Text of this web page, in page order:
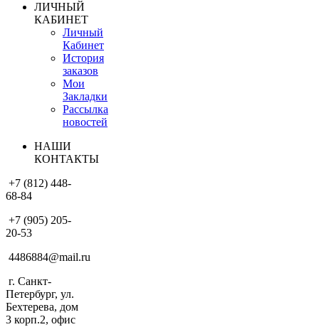
ЛИЧНЫЙ
КАБИНЕТ
Личный
Кабинет
История
заказов
Мои
Закладки
Рассылка
новостей
НАШИ
КОНТАКТЫ
+7 (812) 448-
68-84
+7 (905) 205-
20-53
4486884@mail.ru
г. Санкт-
Петербург, ул.
Бехтерева, дом
3 корп.2, офис